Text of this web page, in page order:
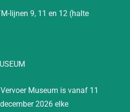
lijnen 9, 11 en 12 (halte
Museum is vanaf 11
2026 elke